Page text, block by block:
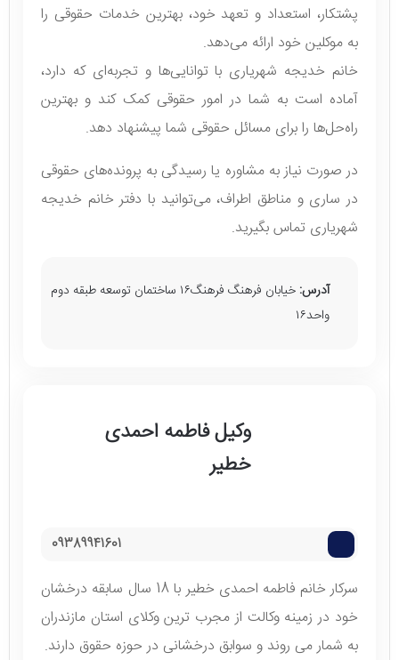
پشتکار، استعداد و تعهد خود، بهترین خدمات حقوقی را
به موکلین خود ارائه می‌دهد.
خانم خدیجه شهریاری با توانایی‌ها و تجربه‌ای که دارد،
آماده است به شما در امور حقوقی کمک کند و بهترین
راه‌حل‌ها را برای مسائل حقوقی شما پیشنهاد دهد.
در صورت نیاز به مشاوره یا رسیدگی به پرونده‌های حقوقی
در ساری و مناطق اطراف، می‌توانید با دفتر خانم خدیجه
شهریاری تماس بگیرید.
آدرس:
خیابان فرهنگ فرهنگ۱۶ ساختمان توسعه طبقه دوم
واحد۱۶
وکیل فاطمه احمدی
خطیر
09389941601
سرکار خانم فاطمه احمدی خطیر با 18 سال سابقه درخشان
خود در زمینه وکالت از مجرب ترین وکلای استان مازندران
به شمار می روند و سوابق درخشانی در حوزه حقوق دارند.